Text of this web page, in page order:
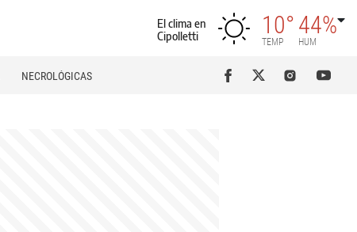
El clima en
Cipolletti
10°
TEMP
44%
HUM
NECROLÓGICAS